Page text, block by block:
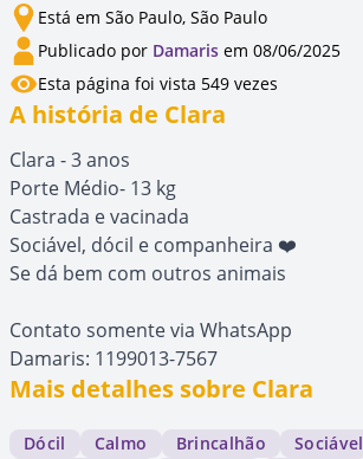
Está em São Paulo, São Paulo
Publicado por Damaris em 08/06/2025
Esta página foi vista 549 vezes
A história de Clara
Clara - 3 anos
Porte Médio- 13 kg
Castrada e vacinada
Sociável, dócil e companheira ❤️
Se dá bem com outros animais
Contato somente via WhatsApp
Damaris: 1199013-7567
Mais detalhes sobre Clara
Dócil Calmo Brincalhão
Sociável